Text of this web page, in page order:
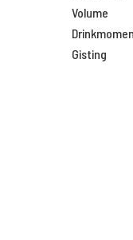
Volume
Gisting